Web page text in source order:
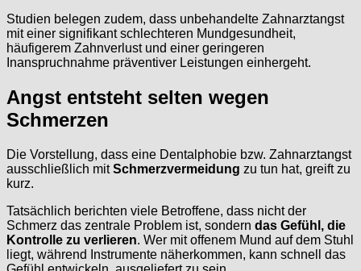
Studien belegen zudem, dass unbehandelte Zahnarztangst
mit einer signifikant schlechteren Mundgesundheit,
häufigerem Zahnverlust und einer geringeren
Inanspruchnahme präventiver Leistungen einhergeht.
Angst entsteht selten wegen
Schmerzen
Die Vorstellung, dass eine Dentalphobie bzw. Zahnarztangst
ausschließlich mitSchmerzvermeidung zu tun hat, greift zu
kurz.
Tatsächlich berichten viele Betroffene, dass nicht der
Schmerz das zentrale Problem ist, sondern das Gefühl, die
Kontrolle zu verlieren. Wer mit offenem Mund auf dem Stuhl
liegt, während Instrumente näherkommen, kann schnell das